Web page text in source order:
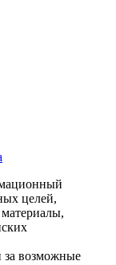
целей,
возможные